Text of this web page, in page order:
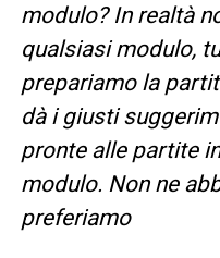
modulo? In realtà
qualsiasi modulo,
prepariamo la
dà i giusti
pronte alle partite
modulo. Non ne
preferiamo